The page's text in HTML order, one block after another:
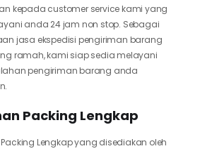
kepada customer service kami yang
anda 24 jam non stop. Sebagai
jasa ekspedisi pengiriman barang
ramah, kami siap sedia melayani
pengiriman barang anda
Packing Lengkap
Lengkap yang disediakan oleh